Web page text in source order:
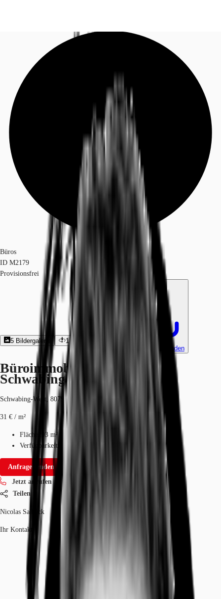
Investieren
Marktinformationen
Ihre Ansprechpartner
Jetzt anrufen Kontaktieren Sie uns
Büros
ID M2179
Provisionsfrei
5 Bildergalerie 1 360º-Rundgang
Exposé herunterladen
Büroimmobilie - München,
Schwabing-West - M2179
Schwabing-West, 80797, München, Bayern
31 € / m²
Fläche
293 m²
Verfügbarkeit
Anfrage senden
Jetzt anrufen
Teilen
Nicolas Salbeck
Ihr Kontakt